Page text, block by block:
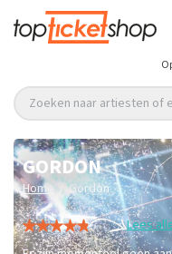
Zoeken naar artiesten of
GORDON
Home / Gordon
Lees